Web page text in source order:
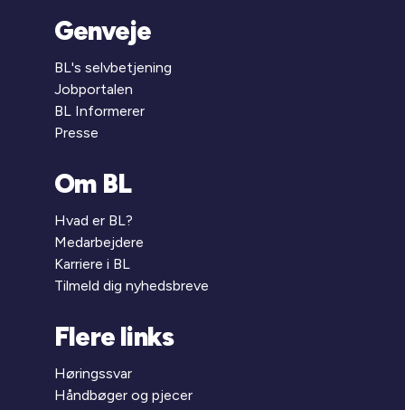
Genveje
BL's selvbetjening
Jobportalen
BL Informerer
Presse
Om BL
Hvad er BL?
Medarbejdere
Karriere i BL
Tilmeld dig nyhedsbreve
Flere links
Høringssvar
Håndbøger og pjecer